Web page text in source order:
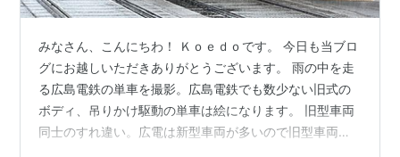
みなさん、こんにちわ！ Ｋｏｅｄｏです。 今日も当ブロ
グにお越しいただきありがとうございます。 雨の中を走
る広島電鉄の単車を撮影。広島電鉄でも数少ない旧式の
ボディ、吊りかけ駆動の単車は絵になります。 旧型車両
同士のすれ違い。広電は新型車両が多いので旧型車両の